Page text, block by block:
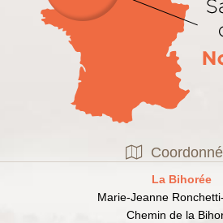
La Bihorée
Marie-Jeanne
Chemin de la